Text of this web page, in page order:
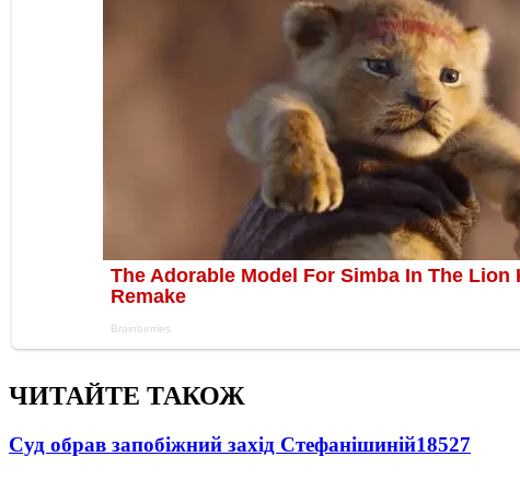
ЧИТАЙТЕ ТАКОЖ
Суд обрав запобіжний захід Стефанішиній18527